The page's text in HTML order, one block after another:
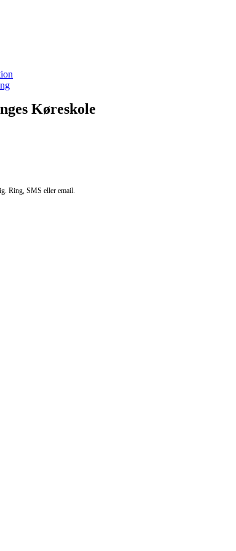
Køreskole
Ring, SMS eller email.